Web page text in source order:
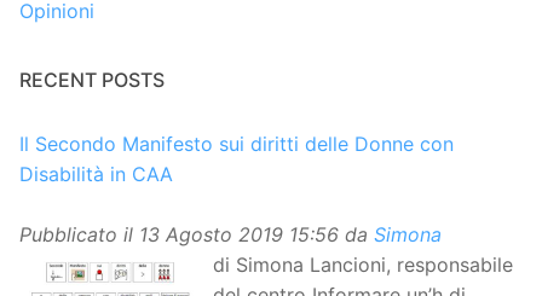
Opinioni
RECENT POSTS
Il Secondo Manifesto sui diritti delle Donne con
Disabilità in CAA
Pubblicato il 13 Agosto 2019 15:56 da Simona
di Simona Lancioni, responsabile